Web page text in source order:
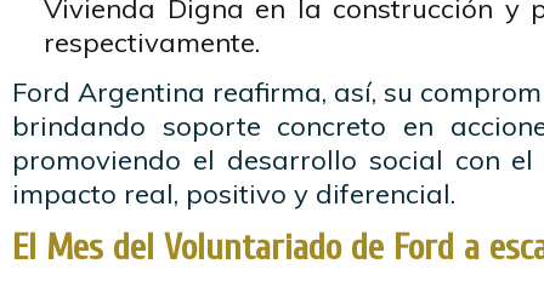
Vivienda Digna en la construcción y
respectivamente.
Ford Argentina reafirma, así, su
brindando soporte concreto en
promoviendo el desarrollo social con
impacto real, positivo y diferencial.
El Mes del Voluntariado de Ford a